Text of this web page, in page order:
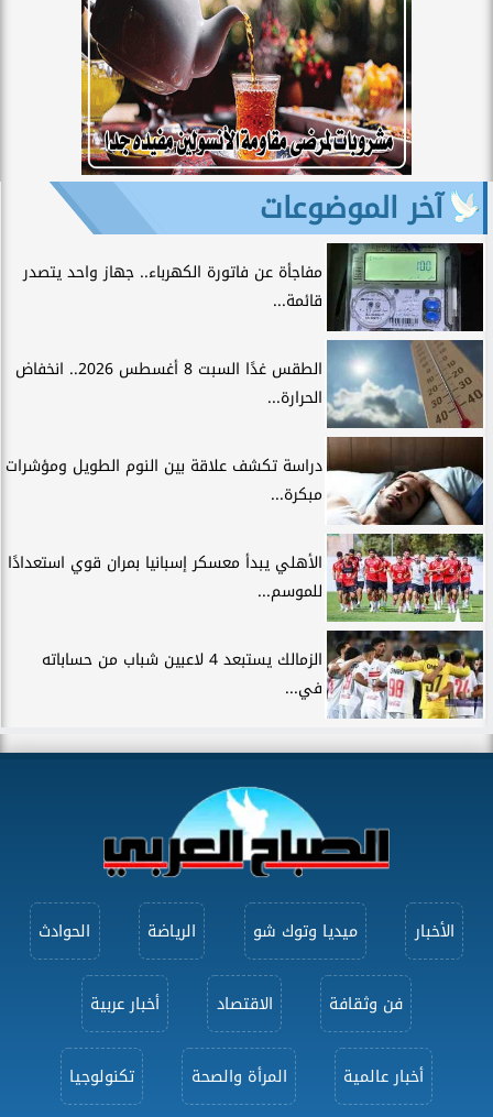
آخر الموضوعات
مفاجأة عن فاتورة الكهرباء.. جهاز واحد يتصدر
قائمة...
الطقس غدًا السبت 8 أغسطس 2026.. انخفاض
الحرارة...
دراسة تكشف علاقة بين النوم الطويل ومؤشرات
مبكرة...
الأهلي يبدأ معسكر إسبانيا بمران قوي استعدادًا
للموسم...
الزمالك يستبعد 4 لاعبين شباب من حساباته
في...
الأخبار ميديا وتوك شو الرياضة الحوادث
فن وثقافة الاقتصاد أخبار عربية
أخبار عالمية المرأة والصحة تكنولوجيا